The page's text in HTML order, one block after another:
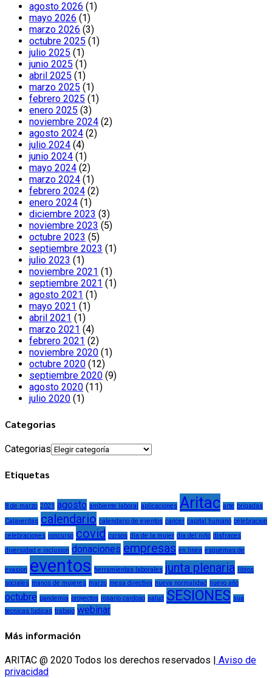
agosto 2026 (1)
mayo 2026 (1)
marzo 2026 (3)
octubre 2025 (1)
julio 2025 (1)
junio 2025 (1)
abril 2025 (1)
marzo 2025 (1)
febrero 2025 (1)
enero 2025 (3)
noviembre 2024 (2)
agosto 2024 (2)
julio 2024 (4)
junio 2024 (1)
mayo 2024 (2)
marzo 2024 (1)
febrero 2024 (2)
enero 2024 (1)
diciembre 2023 (3)
noviembre 2023 (5)
octubre 2023 (5)
septiembre 2023 (1)
julio 2023 (1)
noviembre 2021 (1)
septiembre 2021 (1)
agosto 2021 (1)
mayo 2021 (1)
abril 2021 (1)
marzo 2021 (4)
febrero 2021 (2)
noviembre 2020 (1)
octubre 2020 (12)
septiembre 2020 (9)
agosto 2020 (11)
julio 2020 (1)
Categorias
Categorias
Etiquetas
8 de marzo 2021 agosto ambiente laboral aplicaciones Aritac arte brigadas
Calaveritas calendario calendario de eventos cancer capital humano celebracion
celebraciones concurso covid cursos dia de la mujer dia del niño disfraces
diversidad e inclusion donaciones empresas en linea esquemas de
evasion eventos herramientas laborales junta plenaria
libros
sociales manos de mujeres marzo mesa directiva nueva normalidad nuevo año
octubre pandemia proyectos rosario cardoso salud SESIONES sua
tecnicas ludicas trabajo webinar
Más información
ARITAC @ 2020 Todos los derechos reservados | Aviso de
privacidad